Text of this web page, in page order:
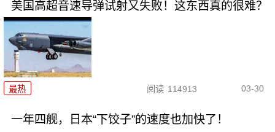
美国高超音速导弹试射又失败！这东西真的很难？
最热 阅读 114913 03-30
一年四舰，日本“下饺子”的速度也加快了！